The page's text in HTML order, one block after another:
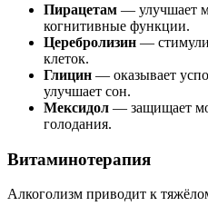
Пирацетам — улучшает
когнитивные функции.
Церебролизин —
клеток.
Глицин — оказывает
улучшает сон.
Мексидол — защищает
голодания.
Витаминотерапия
Алкоголизм приводит к